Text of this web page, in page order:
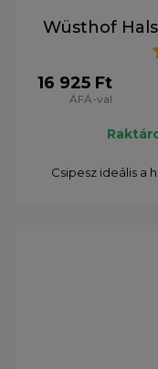
Wüsthof
16 925 Ft
ÁFÁ-val
Csipesz ideális a